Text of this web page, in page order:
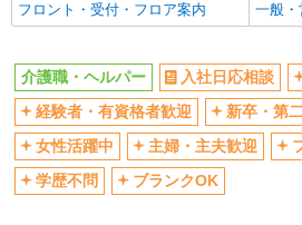
フロント・受付・フロア案内
一般・
介護職・ヘルパー 入社日応相談
経験者・有資格者歓迎
新卒・第
女性活躍中
主婦・主夫歓迎
学歴不問
ブランクOK